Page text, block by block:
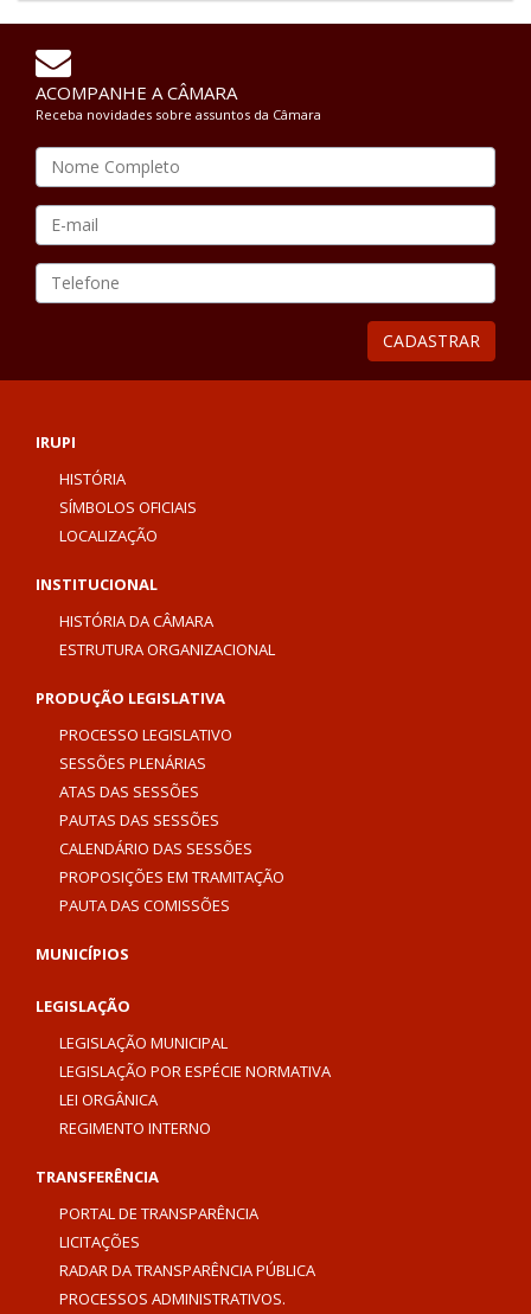
ACOMPANHE A CÂMARA
Receba novidades sobre assuntos da Câmara
E-
mail
CADASTRAR
IRUPI
HISTÓRIA
SÍMBOLOS OFICIAIS
LOCALIZAÇÃO
INSTITUCIONAL
HISTÓRIA DA CÂMARA
ESTRUTURA ORGANIZACIONAL
PRODUÇÃO LEGISLATIVA
PROCESSO LEGISLATIVO
SESSÕES PLENÁRIAS
ATAS DAS SESSÕES
PAUTAS DAS SESSÕES
CALENDÁRIO DAS SESSÕES
PROPOSIÇÕES EM TRAMITAÇÃO
PAUTA DAS COMISSÕES
MUNICÍPIOS
LEGISLAÇÃO
LEGISLAÇÃO MUNICIPAL
LEGISLAÇÃO POR ESPÉCIE NORMATIVA
LEI ORGÂNICA
REGIMENTO INTERNO
TRANSFERÊNCIA
PORTAL DE TRANSPARÊNCIA
LICITAÇÕES
RADAR DA TRANSPARÊNCIA PÚBLICA
PROCESSOS ADMINISTRATIVOS.